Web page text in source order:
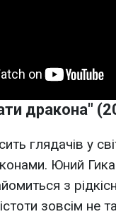
дракона"
глядачів у
Юний
з
зовсім не